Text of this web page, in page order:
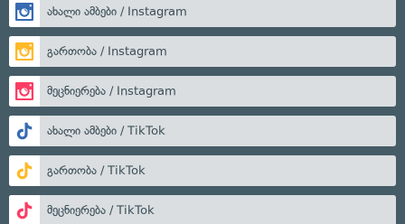
ახალი ამბები / Instagram
გართობა / Instagram
მეცნიერება / Instagram
ახალი ამბები / TikTok
გართობა / TikTok
მეცნიერება / TikTok